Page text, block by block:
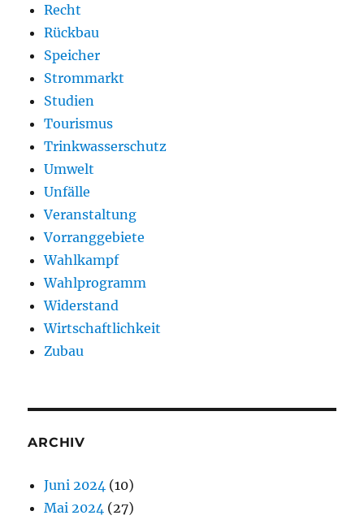
Recht
Rückbau
Speicher
Strommarkt
Studien
Tourismus
Trinkwasserschutz
Umwelt
Unfälle
Veranstaltung
Vorranggebiete
Wahlkampf
Wahlprogramm
Widerstand
Wirtschaftlichkeit
Zubau
ARCHIV
Juni 2024 (10)
Mai 2024 (27)